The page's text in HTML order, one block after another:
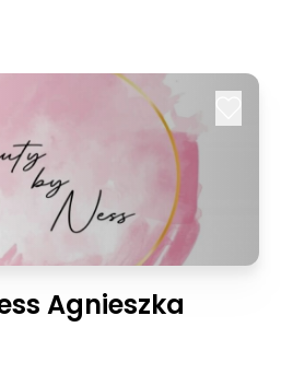
Agnieszka